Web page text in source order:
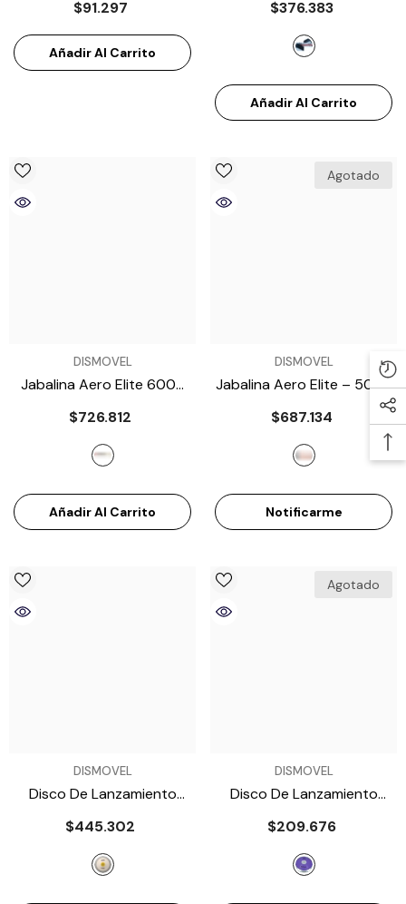
$91.297
Añadir Al Carrito
- Plateado
$376.383
Añadir Al Carrito
VENDEDOR:DISMOVEL
Jabalina Aero Elite 600g
Certificada IAAF
ATE996000- Multicolor
$726.812
Añadir Al Carrito
Agotado
VENDEDOR:DISMOVEL
Jabalina Aero Elite – 500g
ATE9950020
- Verde Y Azul
$687.134
Notificarme
VENDEDOR:DISMOVEL
Disco De Lanzamiento
Para Atletismo – 2 Kg
ATE7031200- Plateado
$445.302
Agotado
VENDEDOR:DISMOVEL
Disco De Lanzamiento
Para Atletismo 1.61 Kg ATE
A7022161- Púrpura
$209.676